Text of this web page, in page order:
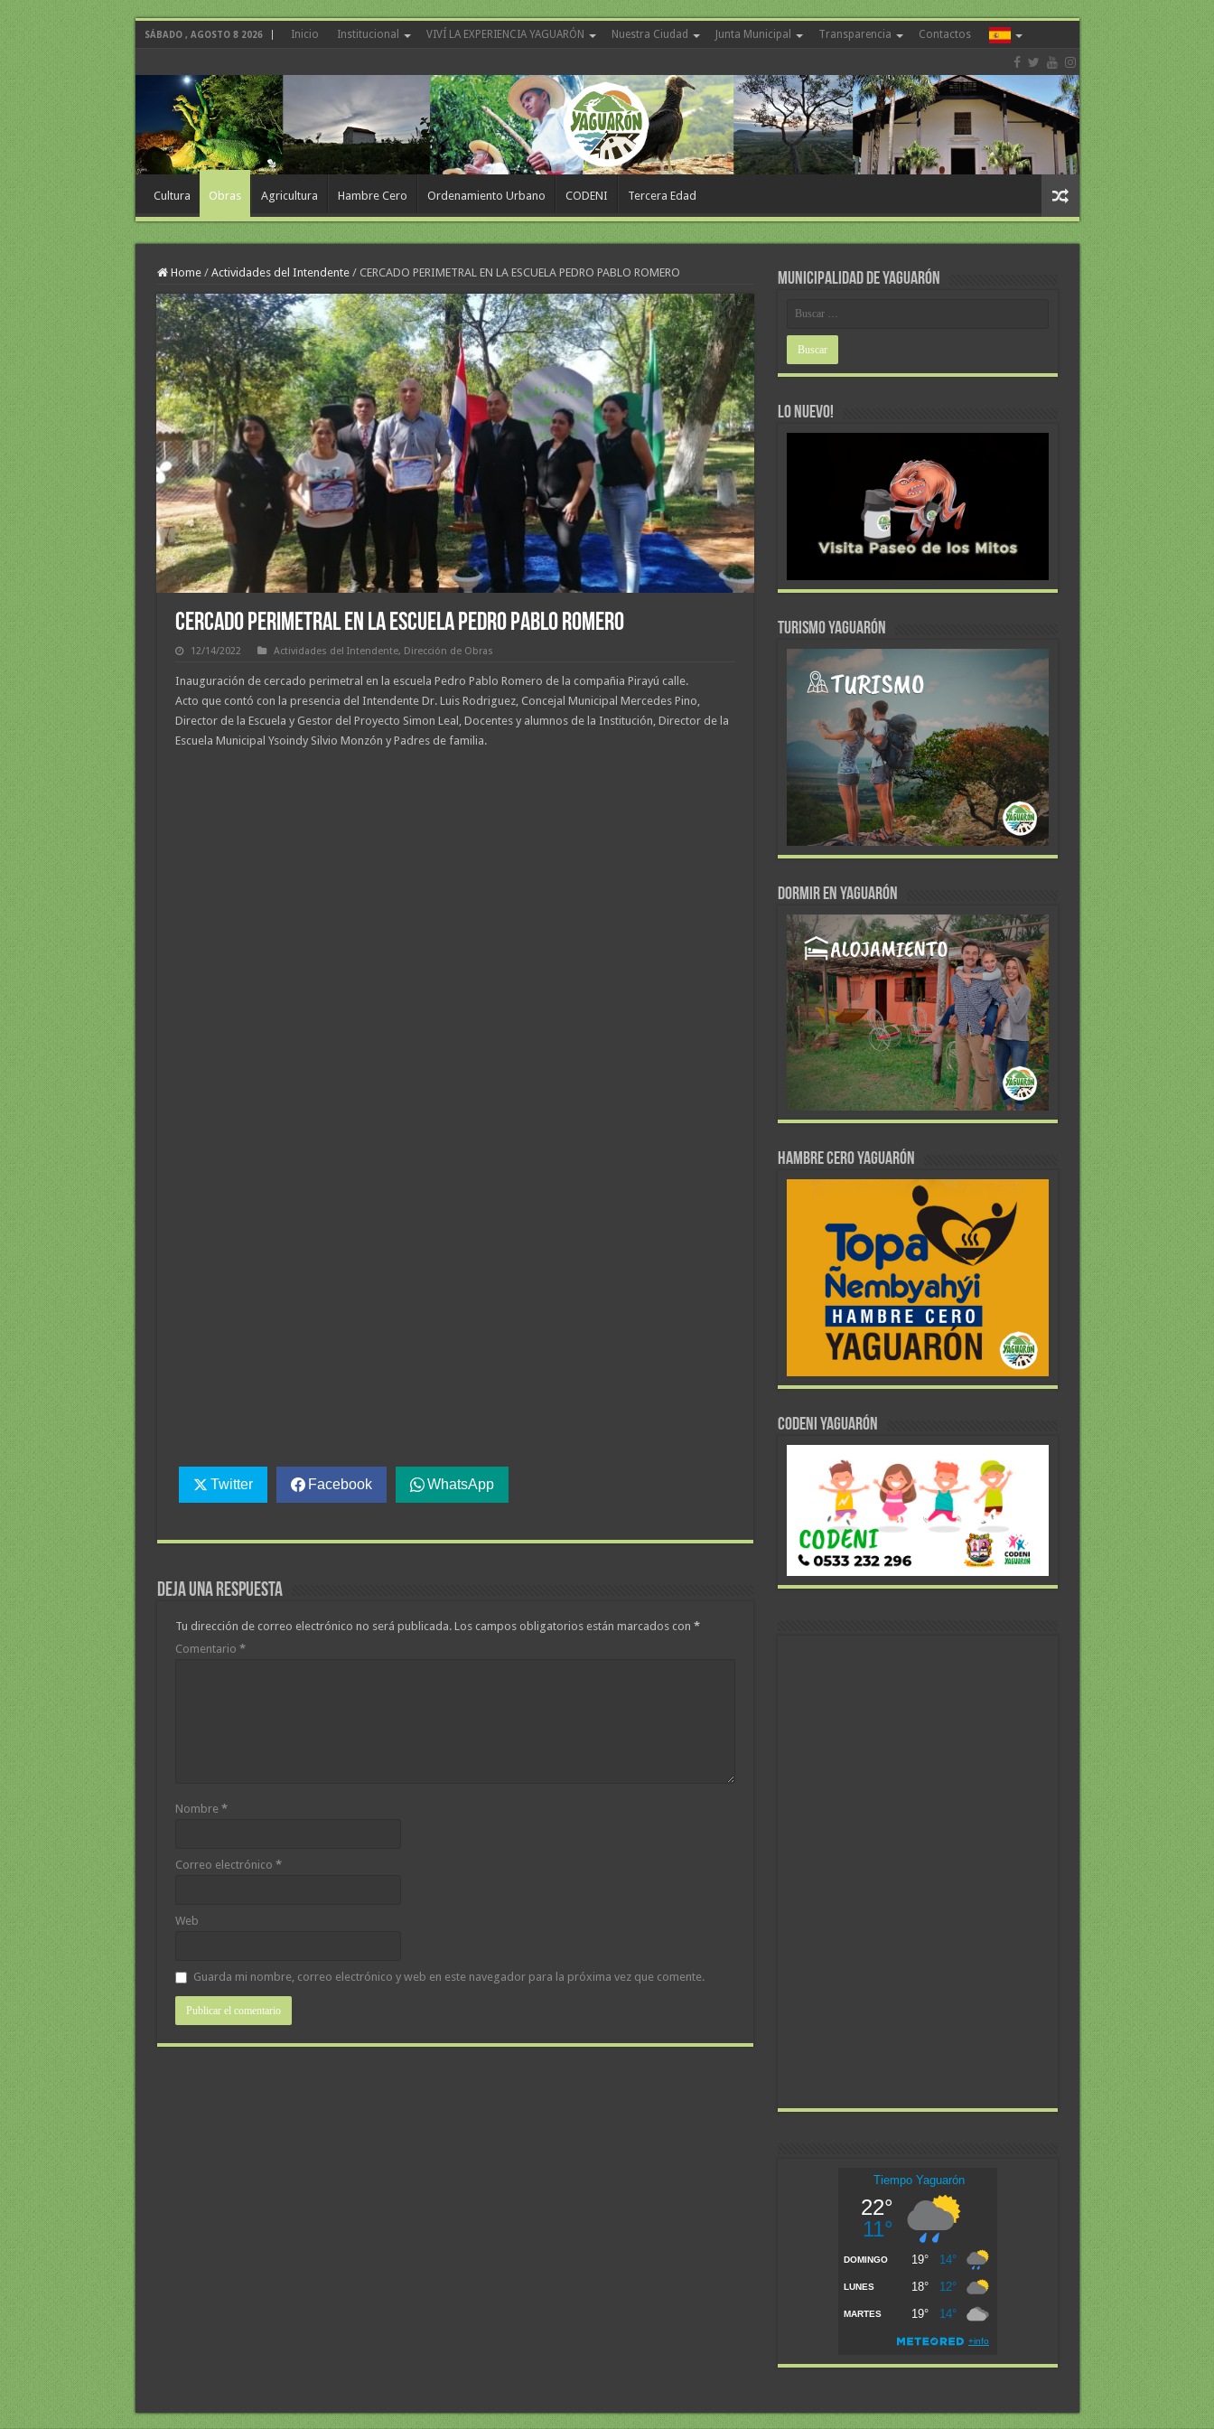
SÁBADO , AGOSTO 8 2026 Inicio Institucional VIVÍ LA EXPERIENCIA YAGUARÓN Nuestra Ciudad Junta Municipal Transparencia Contactos
Cultura Obras Agricultura Hambre Cero Ordenamiento Urbano CODENI Tercera Edad
Home / Actividades del Intendente / CERCADO PERIMETRAL EN LA ESCUELA PEDRO PABLO ROMERO
CERCADO PERIMETRAL EN LA ESCUELA PEDRO PABLO ROMERO
12/14/2022 Actividades del Intendente, Dirección de Obras
Inauguración de cercado perimetral en la escuela Pedro Pablo Romero de la compañia Pirayú calle.
Acto que contó con la presencia del Intendente Dr. Luis Rodriguez, Concejal Municipal Mercedes Pino,
Director de la Escuela y Gestor del Proyecto Simon Leal, Docentes y alumnos de la Institución, Director de la
Escuela Municipal Ysoindy Silvio Monzón y Padres de familia.
Twitter Facebook WhatsApp
Deja una respuesta
Tu dirección de correo electrónico no será publicada. Los campos obligatorios están marcados con *
Comentario *
Nombre *
Correo electrónico *
Web
Guarda mi nombre, correo electrónico y web en este navegador para la próxima vez que comente.
MUNICIPALIDAD DE YAGUARÓN
LO NUEVO!
TURISMO YAGUARÓN
DORMIR EN YAGUARÓN
Hambre Cero Yaguarón
CODENI YAGUARÓN